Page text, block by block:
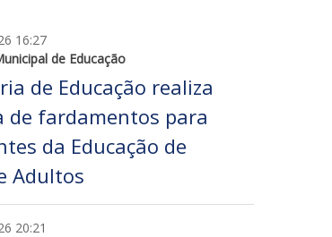
16:27
de Educação
de Educação realiza
de fardamentos para
da Educação de
Adultos
20:21